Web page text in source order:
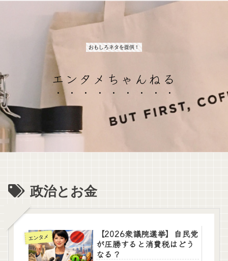
おもしろネタを提供！
エンタメちゃんねる
政治とお金
エンタメ
【2026衆議院選挙】自民党
が圧勝すると消費税はどう
なる？